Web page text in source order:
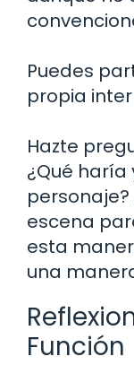
Puedes
propia
Hazte
¿Qué haría
personaje?
escena
esta
una
Función